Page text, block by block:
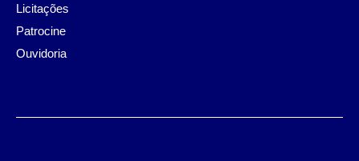
Licitações
Patrocine
Ouvidoria